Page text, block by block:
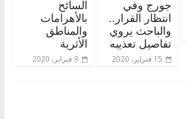
جورج وفي
انتظار القرار..
والباحث يروي
تفاصيل تعذيبه
15 فبراير، 2020
السائح
بالأهرامات
والمناطق
الأثرية
9 فبراير، 2020